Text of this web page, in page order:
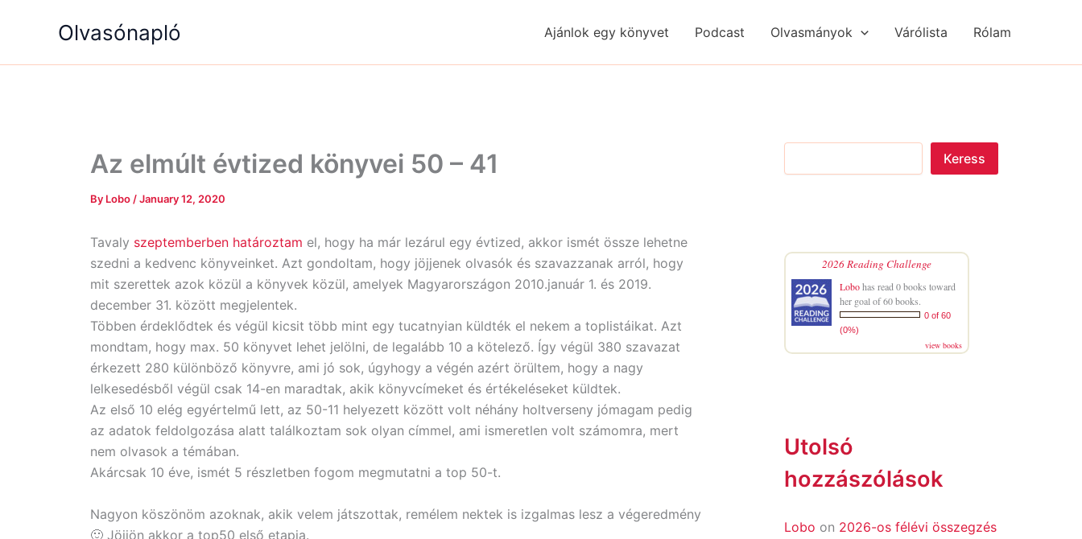
Olvasónapló Ajánlok egy könyvet Podcast Olvasmányok Várólista Rólam
Az elmúlt évtized könyvei 50 – 41
By Lobo /January 12, 2020
Tavaly szeptemberben határoztam el, hogy ha már lezárul egy évtized, akkor ismét össze lehetne
szedni a kedvenc könyveinket. Azt gondoltam, hogy jöjjenek olvasók és szavazzanak arról, hogy
mit szerettek azok közül a könyvek közül, amelyek Magyarországon 2010.január 1. és 2019.
december 31. között megjelentek.
Többen érdeklődtek és végül kicsit több mint egy tucatnyian küldték el nekem a toplistáikat. Azt
mondtam, hogy max. 50 könyvet lehet jelölni, de legalább 10 a kötelező. Így végül 380 szavazat
érkezett 280 különböző könyvre, ami jó sok, úgyhogy a végén azért örültem, hogy a nagy
lelkesedésből végül csak 14-en maradtak, akik könyvcímeket és értékeléseket küldtek.
Az első 10 elég egyértelmű lett, az 50-11 helyezett között volt néhány holtverseny jómagam pedig
az adatok feldolgozása alatt találkoztam sok olyan címmel, ami ismeretlen volt számomra, mert
nem olvasok a témában.
Akárcsak 10 éve, ismét 5 részletben fogom megmutatni a top 50-t.
Nagyon köszönöm azoknak, akik velem játszottak, remélem nektek is izgalmas lesz a végeredmény
🙂 Jöjjön akkor a top50 első etapja.
a
Keress
2026 Reading Challenge
Lobohas read 0 books toward
her goal of 60 books.
0 of 60
(0%)
view books
Utolsó
hozzászólások
Lobo on 2026-os félévi összegzés
g
g